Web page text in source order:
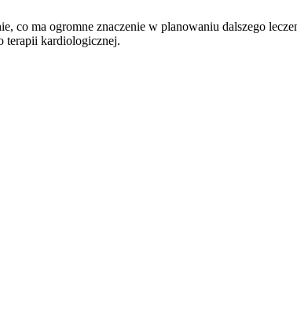
co ma ogromne znaczenie w planowaniu dalszego
terapii kardiologicznej.